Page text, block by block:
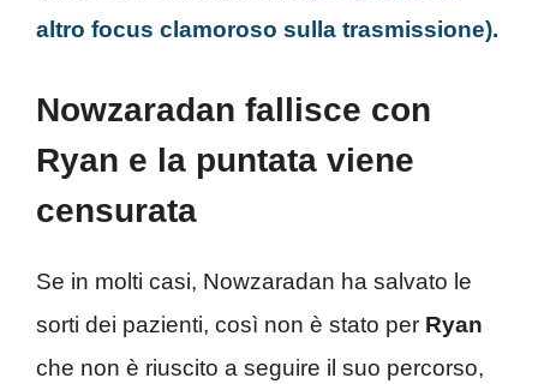
altro focus clamoroso sulla trasmissione).
Nowzaradan fallisce con
Ryan e la puntata viene
censurata
Se in molti casi, Nowzaradan ha salvato le
sorti dei pazienti, così non è stato per Ryan
che non è riuscito a seguire il suo percorso,